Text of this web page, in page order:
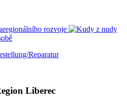
Reparatur
Liberec